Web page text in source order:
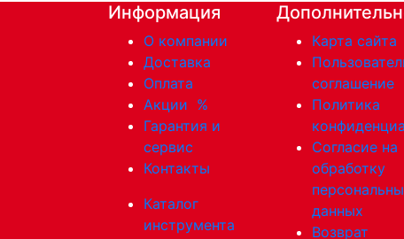
Информация
О компании
Доставка
Оплата
Акции %
Гарантия и
сервис
Контакты
Каталог
инструмента
Карта сайта
соглашение
Политика
Согласие на
обработку
данных
Возврат